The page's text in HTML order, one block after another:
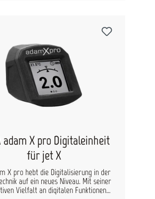
adam X pro Digitaleinheit
für jet X
X pro hebt die Digitalisierung in der
auf ein neues Niveau. Mit seiner
Vielfalt an digitalen Funktionen